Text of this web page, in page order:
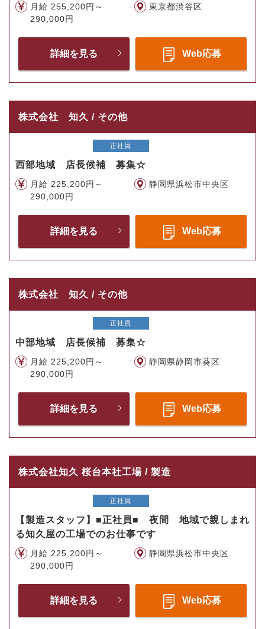
月給 255,200円～
290,000円
東京都渋谷区
詳細を見る Web応募
株式会社 知久 / その他
正社員
西部地域 店長候補 募集☆
月給 225,200円～
290,000円
静岡県浜松市中央区
詳細を見る Web応募
株式会社 知久 / その他
正社員
中部地域 店長候補 募集☆
月給 225,200円～
290,000円
静岡県静岡市葵区
詳細を見る Web応募
株式会社知久 桜台本社工場 / 製造
正社員
【製造スタッフ】■正社員■ 夜間 地域で親しまれ
る知久屋の工場でのお仕事です
月給 225,200円～
290,000円
静岡県浜松市中央区
詳細を見る Web応募